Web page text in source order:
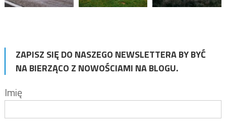
ZAPISZ SIĘ DO NASZEGO NEWSLETTERA BY BYĆ
NA BIERZĄCO Z NOWOŚCIAMI NA BLOGU.
Imię